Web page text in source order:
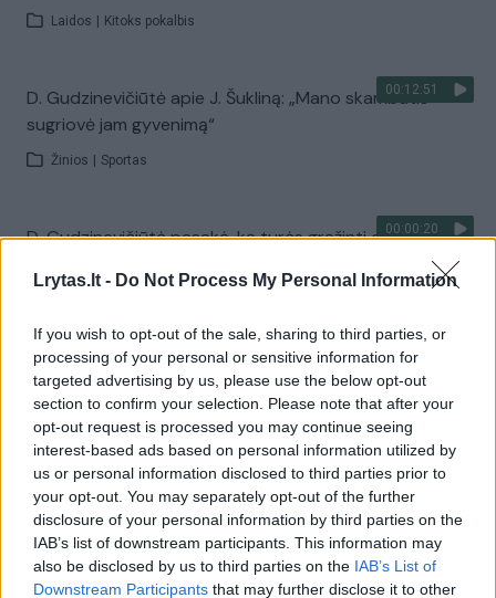
Lrytas.lt - Do Not Process My Personal Information
If you wish to opt-out of the sale, sharing to third parties, or
processing of your personal or sensitive information for
targeted advertising by us, please use the below opt-out
section to confirm your selection. Please note that after your
opt-out request is processed you may continue seeing
interest-based ads based on personal information utilized by
us or personal information disclosed to third parties prior to
your opt-out. You may separately opt-out of the further
disclosure of your personal information by third parties on the
IAB’s list of downstream participants. This information may
also be disclosed by us to third parties on the IAB’s List of
Downstream Participants that may further disclose it to other
Laidos Kitoks pokalbis
00:12:51
D. Gudzinevičiūtė apie J. Šukliną: „Mano skambutis
sugriovė jam gyvenimą“
Žinios Sportas
00:00:20
D. Gudzinevičiūtė pasakė, ką turės grąžinti dopingą
Dar vienas smūgis dopingo vartojimu įtariamam J.
Šuklinui – gali netekti premijų
Sportas
J. Šuklinas apie H. Žustautą: „Jis priprato prie pergalių“
Žinios RIO 2016